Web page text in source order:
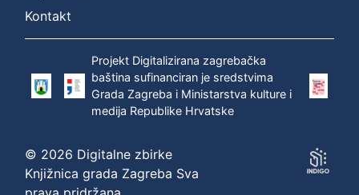
Kontakt
Projekt Digitalizirana zagrebačka
baština sufinanciran je sredstvima
Grada Zagreba i Ministarstva kulture i
medija Republike Hrvatske
© 2026 Digitalne zbirke
Knjižnica grada Zagreba Sva